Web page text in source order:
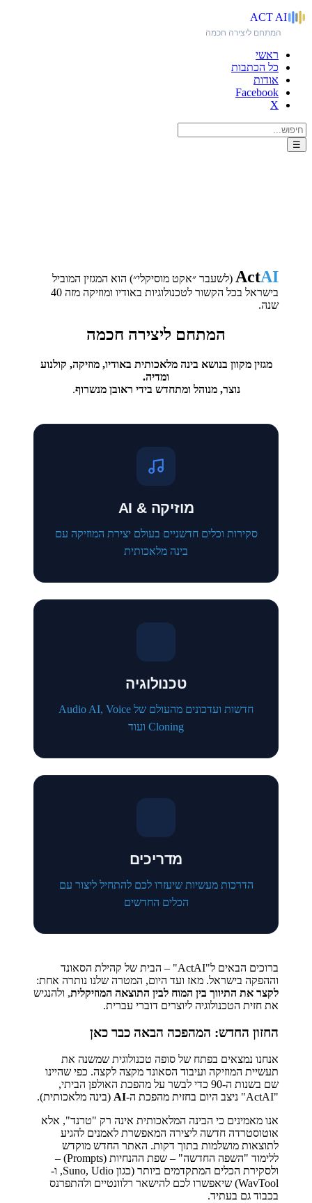
ACT AI
המתחם ליצירה חכמה
ראשי
כל הכתבות
אודות
Facebook
X
☰
ActAI
(לשעבר ״אקט מוסיקלי״) הוא המגזין המוביל
בישראל בכל הקשור לטכנולוגיות באודיו ומוזיקה מזה 40
שנה.
המתחם ליצירה חכמה
מגזין מקוון בנושא בינה מלאכותית באודיו, מוזיקה, קולנוע
ומדיה.
נוצר, מנוהל ומתחדש בידי ראובן מנשרוף.
מוזיקה & AI
סקירות וכלים חדשניים בעולם יצירת המוזיקה עם
בינה מלאכותית
טכנולוגיה
חדשות ועדכונים מהעולם של Audio AI, Voice
Cloning ועוד
מדריכים
הדרכות מעשיות שיעזרו לכם להתחיל ליצור עם
הכלים החדשים
ברוכים הבאים ל"ActAI" – הבית של קהילת הסאונד
וההפקה בישראל. מאז ועד היום, המטרה שלנו נותרה אחת:
לקצר את התיווך בין המוח לבין התוצאה המוזיקלית, ולהנגיש
את חזית הטכנולוגיה ליוצרים דוברי עברית.
החזון החדש: המהפכה הבאה כבר כאן
אנחנו נמצאים בפתח של סופה טכנולוגית שמשנה את
תעשיית המוזיקה ועיבוד הסאונד מקצה לקצה. כפי שהיינו
שם בשנות ה-90 כדי לבשר על מהפכת האולפן הביתי,
"ActAI" ניצב היום בחזית מהפכת ה-
AI (בינה מלאכותית).
אנו מאמינים כי הבינה המלאכותית אינה רק "טרנד", אלא
אוטוסטרדה חדשה ליצירה המאפשרת לאמנים להגיע
לתוצאות מושלמות בתוך דקות. האתר החדש מוקדש
ללימוד "השפה החדשה" – שפת ההנחיות (Prompts) –
ולסקירת הכלים המתקדמים ביותר (כגון Suno, Udio, ו-
WavTool) שיאפשרו לכם להישאר רלוונטיים ולהתפרנס
בכבוד גם בעתיד.